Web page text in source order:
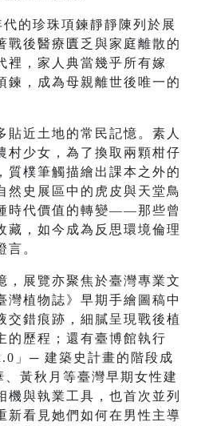
的珍珠項鍊靜靜陳列於展
戰後醫療匱乏與家庭離散的
，家人典當幾乎所有嫁
鍊，成為母親離世後唯一的
貼近土地的常民記憶。素人
村少女，為了換取兩顆柑仔
質樸筆觸描繪出課本之外的
然史展區中的虎皮與天堂鳥
時代價值的轉變——那些曾
藏，如今成為反思環境倫理
言。
，展覽亦聚焦於臺灣專業文
灣植物誌》早期手繪圖稿中
交錯痕跡，細膩呈現戰後植
的歷程；還有臺博館執行
」─ 建築史計畫的階段成
黃秋月等臺灣早期女性建
機與執業工具，也首次並列
新看見她們如何在男性主導